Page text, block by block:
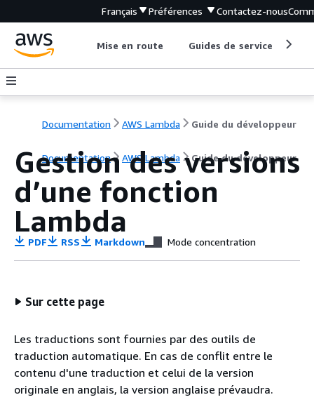
Français Préférences Contactez-nous
Mise en route Guides de service
Documentation AWS Lambda Guide du développeur
Documentation AWS Lambda Guide du développeur
Gestion des versions
d’une fonction
Lambda
PDF RSS Markdown Mode concentration
Sur cette page
Les traductions sont fournies par des outils de
traduction automatique. En cas de conflit entre le
contenu d'une traduction et celui de la version
originale en anglais, la version anglaise prévaudra.